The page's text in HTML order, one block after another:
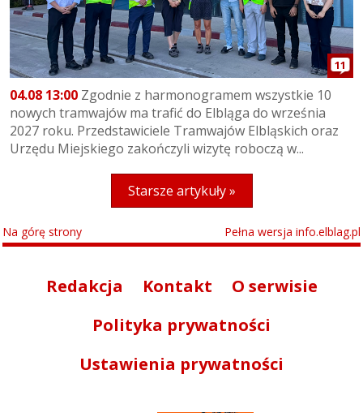
11
04.08 13:00 Zgodnie z harmonogramem wszystkie 10
nowych tramwajów ma trafić do Elbląga do września
2027 roku. Przedstawiciele Tramwajów Elbląskich oraz
Urzędu Miejskiego zakończyli wizytę roboczą w...
Starsze artykuły »
Na górę strony Pełna wersja info.elblag.pl
Redakcja Kontakt
O serwisie
Polityka prywatności
Ustawienia prywatności